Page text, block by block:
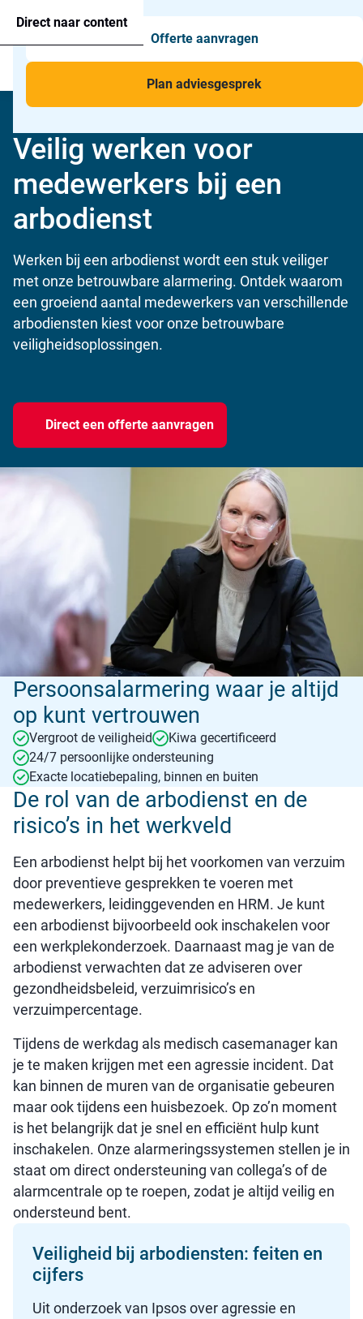
Direct naar content
Menu
Agressie alarmering
Man-down & BHV Alarmering
Voor wie
Toepassingen
Offerte aanvragen
Plan adviesgesprek
Home»Voor wie»Private dienstverlening» Arbodienst
Veilig werken voor
medewerkers bij een
arbodienst
Werken bij een arbodienst wordt een stuk veiliger
met onze betrouwbare alarmering. Ontdek waarom
een groeiend aantal medewerkers van verschillende
arbodiensten kiest voor onze betrouwbare
veiligheidsoplossingen.
Direct een offerte aanvragen
Persoonsalarmering waar je altijd
op kunt vertrouwen
Vergroot de veiligheid
Kiwa gecertificeerd
24/7 persoonlijke ondersteuning
Exacte locatiebepaling, binnen en buiten
De rol van de arbodienst en de
risico’s in het werkveld
Een arbodienst helpt bij het voorkomen van verzuim
door preventieve gesprekken te voeren met
medewerkers, leidinggevenden en HRM. Je kunt
een arbodienst bijvoorbeeld ook inschakelen voor
een werkplekonderzoek. Daarnaast mag je van de
arbodienst verwachten dat ze adviseren over
gezondheidsbeleid, verzuimrisico’s en
verzuimpercentage.
Tijdens de werkdag als medisch casemanager kan
je te maken krijgen met een agressie incident. Dat
kan binnen de muren van de organisatie gebeuren
maar ook tijdens een huisbezoek. Op zo’n moment
is het belangrijk dat je snel en efficiënt hulp kunt
inschakelen. Onze alarmeringssystemen stellen je in
staat om direct ondersteuning van collega’s of de
alarmcentrale op te roepen, zodat je altijd veilig en
ondersteund bent.
Veiligheid bij arbodiensten: feiten en
cijfers
Uit onderzoek van Ipsos over agressie en